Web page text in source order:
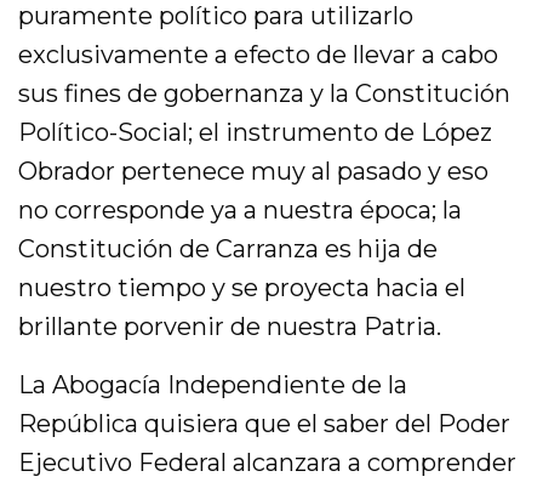
puramente político para utilizarlo
exclusivamente a efecto de llevar a cabo
sus fines de gobernanza y la Constitución
Político-Social; el instrumento de López
Obrador pertenece muy al pasado y eso
no corresponde ya a nuestra época; la
Constitución de Carranza es hija de
nuestro tiempo y se proyecta hacia el
brillante porvenir de nuestra Patria.
La Abogacía Independiente de la
República quisiera que el saber del Poder
Ejecutivo Federal alcanzara a comprender